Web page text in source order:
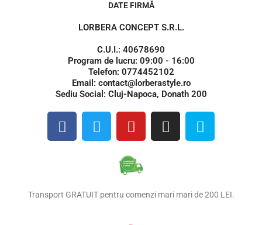
DATE FIRMĂ
LORBERA CONCEPT S.R.L.
C.U.I.: 40678690
Program de lucru: 09:00 - 16:00
Telefon: 0774452102
Email: contact@lorberastyle.ro
Sediu Social: Cluj-Napoca, Donath 200
F
a
o
T
w
e
Y
o
t
u
b
I
n
g
S
k
Transport GRATUIT pentru comenzi mari mari de 200 LEI.